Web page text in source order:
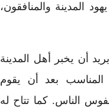
المدينة والمنافقون،
أن يخبر أهل المدينة
المناسب بعد أن يقوم
الناس. كما تتاح له